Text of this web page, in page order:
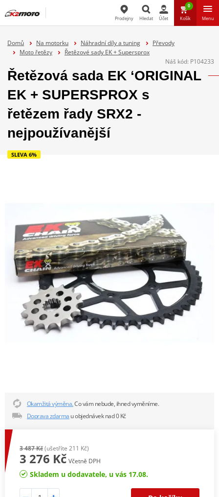
Prodejny Hledat Účet
0
Košík Menu
Domů Na motorku Náhradní díly a tuning
Převody
Moto řetězy
Řetězové sady EK + Supersprox
Náš kód: P104233
Řetězová sada EK ‘ORIGINAL
EK + SUPERSPROX s
řetězem řady SRX2 -
nejpoužívanější
SLEVA 6%
Okamžitá výměna.Co vám nebude, ihned vyměníme.
Doprava zdarma u objednávek nad 0 Kč
3 487 Kč(ušetříte 211 Kč)
3 276 Kč Včetně DPH
Skladem u dodavatele, u vás 17.08.